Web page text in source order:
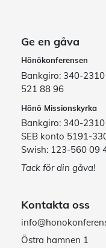
Ge en gåva
Hönökonferensen
Bankgiro: 340-
521 88 96
Hönö Missionskyrka
Bankgiro: 340-2310
SEB konto 5191-
Swish: 123-560 09
Tack för din gåva!
Kontakta oss
Östra hamnen 1